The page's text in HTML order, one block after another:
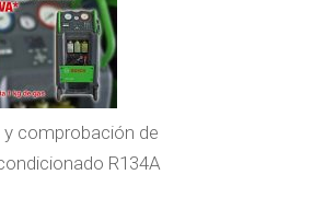
y comprobación de
R134A